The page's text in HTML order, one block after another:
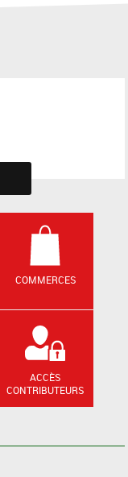
COMMERCES
ACCÈS
CONTRIBUTEURS